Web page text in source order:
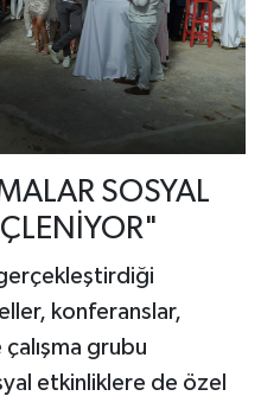
SOSYAL
konferanslar,
grubu
etkinliklere de özel